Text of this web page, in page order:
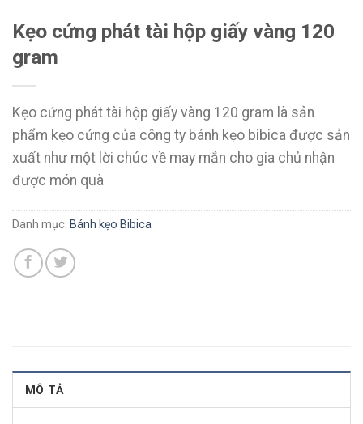
Kẹo cứng phát tài hộp giấy vàng 120
gram
Kẹo cứng phát tài hộp giấy vàng 120 gram là sản
phẩm kẹo cứng của công ty bánh kẹo bibica được sản
xuất như một lời chúc về may mắn cho gia chủ nhận
được món quà
Danh mục: Bánh kẹo Bibica
MÔ TẢ